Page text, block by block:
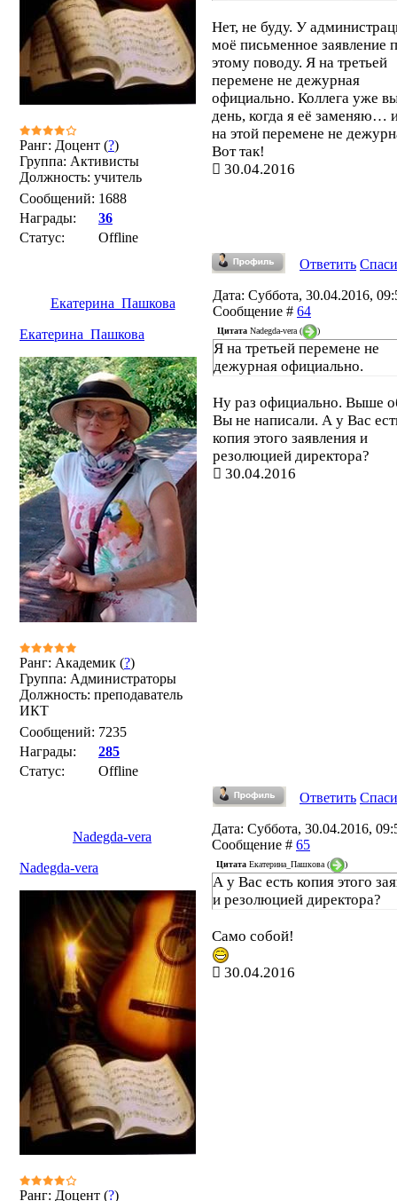
Ранг: Доцент (?)
Группа: Активисты
Должность: учитель
Сообщений: 1688
Награды:
36
Статус:
Offline
Нет, не буду. У
моё письменное заявление
этому поводу. Я на третьей
перемене не дежурная
официально. Коллега уже
день, когда я её заменяю…
на этой перемене не
Вот так!
30.04.2016
Ответить
Екатерина_Пашкова
Дата: Суббота, 30.04.2016,
Сообщение # 64
Екатерина_Пашкова
Ранг: Академик (?)
Группа: Администраторы
Должность: преподаватель
ИКТ
Сообщений: 7235
Награды:
285
Статус:
Offline
Цитата Nadegda-vera ( )
Я на третьей перемене не
дежурная официально.
Ну раз официально. Выше
Вы не написали. А у Вас
копия этого заявления и
резолюцией директора?
30.04.2016
Ответить
Nadegda-vera
Дата: Суббота, 30.04.2016,
Сообщение # 65
Nadegda-vera
Ранг: Доцент (?)
Цитата Екатерина_Пашкова ( )
А у Вас есть копия этого
и резолюцией директора?
Само собой!
30.04.2016